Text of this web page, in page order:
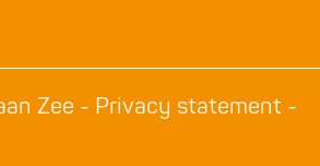
Zee - Privacy statement -